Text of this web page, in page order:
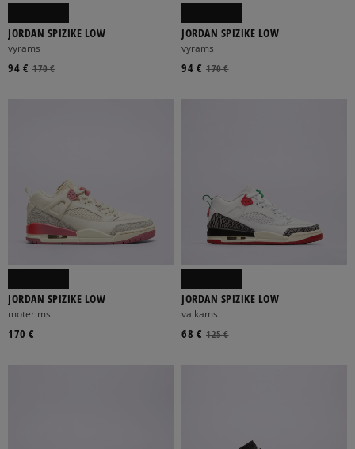
JORDAN SPIZIKE LOW
vyrams
170 €
94 €
JORDAN SPIZIKE LOW
vyrams
170 €
94 €
JORDAN SPIZIKE LOW
moterims
170 €
JORDAN SPIZIKE LOW
vaikams
125 €
68 €